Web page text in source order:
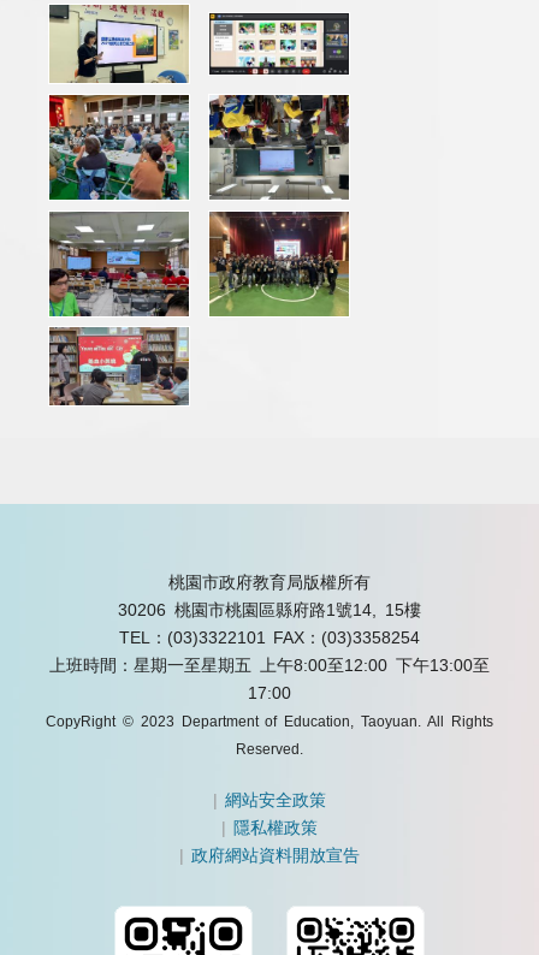
桃園市政府教育局版權所有
30206 桃園市桃園區縣府路1號14, 15樓
TEL：(03)3322101
FAX：(03)3358254
上班時間：星期一至星期五 上午8:00至12:00 下午13:00至
17:00
CopyRight © 2023 Department of Education, Taoyuan. All Rights
Reserved.
|網站安全政策
| 隱私權政策
|政府網站資料開放宣告